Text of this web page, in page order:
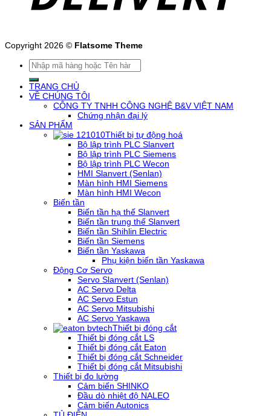
Copyright 2026 © Flatsome Theme
Tìm
kiếm:
TRANG CHỦ
VỀ CHÚNG TÔI
CÔNG TY TNHH CÔNG NGHỆ B&V VIỆT NAM
Chứng nhận đại lý
SẢN PHẨM
Thiết bị tự động hoá
Bộ lập trình PLC Slanvert
Bộ lập trình PLC Siemens
Bộ lập trình PLC Wecon
HMI Slanvert (Senlan)
Màn hình HMI Siemens
Màn hình HMI Wecon
Biến tần
Biến tần hạ thế Slanvert
Biến tần trung thế Slanvert
Biến tần Shihlin Electric
Biến tần Siemens
Biến tần Yaskawa
Phụ kiện biến tần Yaskawa
Động Cơ Servo
Servo Slanvert (Senlan)
AC Servo Delta
AC Servo Estun
AC Servo Mitsubishi
AC Servo Yaskawa
Thiết bị đóng cắt
Thiết bị đóng cắt LS
Thiết bị đóng cắt Eaton
Thiết bị đóng cắt Schneider
Thiết bị đóng cắt Mitsubishi
Thiết bị đo lường
Cảm biến SHINKO
Đầu dò nhiệt độ NALEO
Cảm biến Autonics